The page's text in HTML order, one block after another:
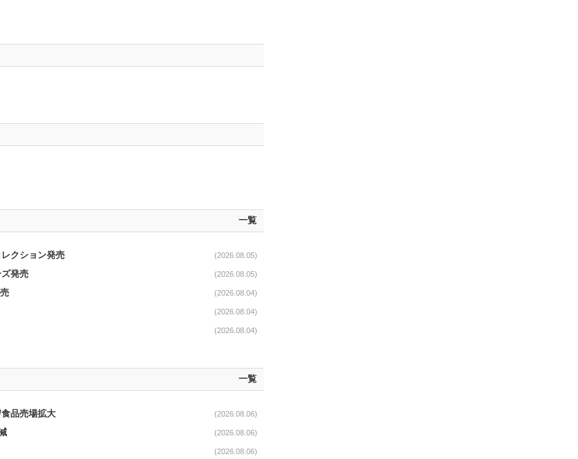
一覧
クション発売 (2026.08.05)
発売 (2026.08.05)
(2026.08.04)
(2026.08.04)
(2026.08.04)
一覧
品売場拡大 (2026.08.06)
(2026.08.06)
(2026.08.06)